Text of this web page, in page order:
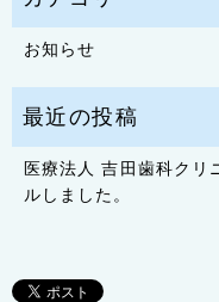
お知らせ
医療法人 吉田歯科クリ
ルしました。